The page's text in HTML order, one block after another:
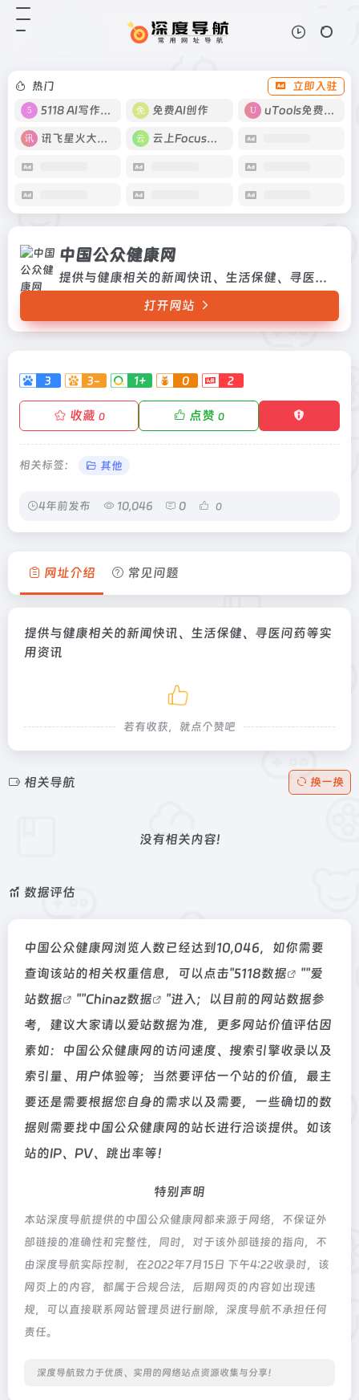
热门
立即入驻
5118 AI写作工具
免费AI创作 uTools免费工具箱
讯飞星火大模型 云上Focus接码
中国公众健康网
提供与健康相关的新闻快讯、生活保健、寻医问药等实用资讯
打开网站
3 3- 1+ 0 2
收藏 0 点赞 0
相关标签： 其他
4年前发布 10,046 0 0
网址介绍 常见问题
提供与健康相关的新闻快讯、生活保健、寻医问药等实
用资讯
若有收获，就点个赞吧
相关导航 换一换
没有相关内容!
数据评估
中国公众健康网浏览人数已经达到10,046，如你需要
查询该站的相关权重信息，可以点击"5118数据 ""爱
站数据
""Chinaz数据
"进入；以目前的网站数据参
考，建议大家请以爱站数据为准，更多网站价值评估因
素如：中国公众健康网的访问速度、搜索引擎收录以及
索引量、用户体验等；当然要评估一个站的价值，最主
要还是需要根据您自身的需求以及需要，一些确切的数
据则需要找中国公众健康网的站长进行洽谈提供。如该
站的IP、PV、跳出率等！
特别声明
本站深度导航提供的中国公众健康网都来源于网络，不保证外
部链接的准确性和完整性，同时，对于该外部链接的指向，不
由深度导航实际控制，在2022年7月15日 下午4:22收录时，该
网页上的内容，都属于合规合法，后期网页的内容如出现违
规，可以直接联系网站管理员进行删除，深度导航不承担任何
责任。
深度导航致力于优质、实用的网络站点资源收集与分享！